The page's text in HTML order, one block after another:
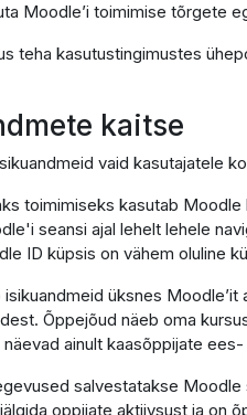
Moodle’i toimimise tõrgete
teha kasutustingimustes
kaitse
vaid kasutajatele
toimimiseks kasutab
seansi ajal lehelt lehele
ID küpsis on vähem oluline
isikuandmeid üksnes
Õppejõud näeb oma
ainult kaasõppijate
salvestatakse
oppijate aktiivsust ja on